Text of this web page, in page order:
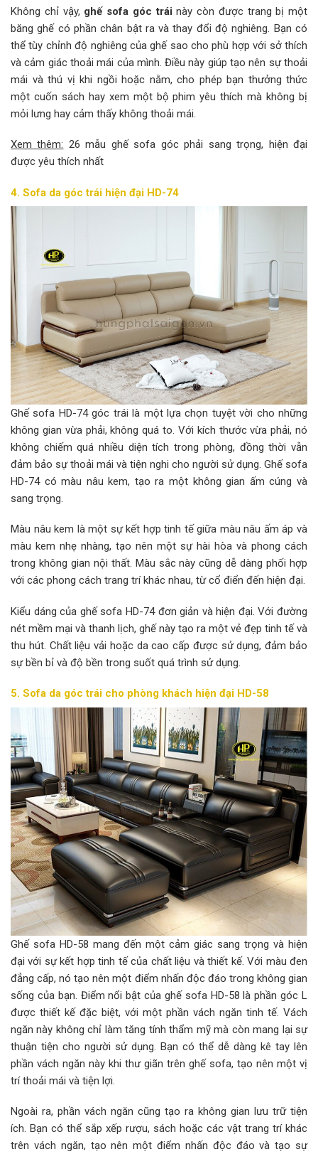
Không chỉ vậy, ghế sofa góc trái này còn được trang bị một
băng ghế có phần chân bật ra và thay đổi độ nghiêng. Bạn có
thể tùy chỉnh độ nghiêng của ghế sao cho phù hợp với sở thích
và cảm giác thoải mái của mình. Điều này giúp tạo nên sự thoải
mái và thú vị khi ngồi hoặc nằm, cho phép bạn thưởng thức
một cuốn sách hay xem một bộ phim yêu thích mà không bị
mỏi lưng hay cảm thấy không thoải mái.
Xem thêm: 26 mẫu ghế sofa góc phải sang trọng, hiện đại
được yêu thích nhất
4. Sofa da góc trái hiện đại HD-74
Ghế sofa HD-74 góc trái là một lựa chọn tuyệt vời cho những
không gian vừa phải, không quá to. Với kích thước vừa phải, nó
không chiếm quá nhiều diện tích trong phòng, đồng thời vẫn
đảm bảo sự thoải mái và tiện nghi cho người sử dụng. Ghế sofa
HD-74 có màu nâu kem, tạo ra một không gian ấm cúng và
sang trọng.
Màu nâu kem là một sự kết hợp tinh tế giữa màu nâu ấm áp và
màu kem nhẹ nhàng, tạo nên một sự hài hòa và phong cách
trong không gian nội thất. Màu sắc này cũng dễ dàng phối hợp
với các phong cách trang trí khác nhau, từ cổ điển đến hiện đại.
Kiểu dáng của ghế sofa HD-74 đơn giản và hiện đại. Với đường
nét mềm mại và thanh lịch, ghế này tạo ra một vẻ đẹp tinh tế và
thu hút. Chất liệu vải hoặc da cao cấp được sử dụng, đảm bảo
sự bền bỉ và độ bền trong suốt quá trình sử dụng.
5. Sofa da góc trái cho phòng khách hiện đại HD-58
Ghế sofa HD-58 mang đến một cảm giác sang trọng và hiện
đại với sự kết hợp tinh tế của chất liệu và thiết kế. Với màu đen
đẳng cấp, nó tạo nên một điểm nhấn độc đáo trong không gian
sống của bạn. Điểm nổi bật của ghế sofa HD-58 là phần góc L
được thiết kế đặc biệt, với một phần vách ngăn tinh tế. Vách
ngăn này không chỉ làm tăng tính thẩm mỹ mà còn mang lại sự
thuận tiện cho người sử dụng. Bạn có thể dễ dàng kê tay lên
phần vách ngăn này khi thư giãn trên ghế sofa, tạo nên một vị
trí thoải mái và tiện lợi.
Ngoài ra, phần vách ngăn cũng tạo ra không gian lưu trữ tiện
ích. Bạn có thể sắp xếp rượu, sách hoặc các vật trang trí khác
trên vách ngăn, tạo nên một điểm nhấn độc đáo và tạo sự